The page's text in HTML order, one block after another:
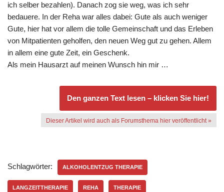
ich selber bezahlen). Danach zog sie weg, was ich sehr
bedauere. In der Reha war alles dabei: Gute als auch weniger
Gute, hier hat vor allem die tolle Gemeinschaft und das Erleben
von Mitpatienten geholfen, den neuen Weg gut zu gehen. Allem
in allem eine gute Zeit, ein Geschenk.
Als mein Hausarzt auf meinen Wunsch hin mir …
Den ganzen Text lesen – klicken Sie hier!
Dieser Artikel wird auch als Forumsthema hier veröffentlicht »
Schlagwörter: ALKOHOLENTZUG THERAPIE
LANGZEITTHERAPIE REHA THERAPIE